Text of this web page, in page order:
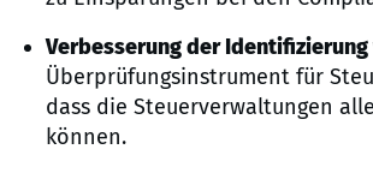
Verbesserung der
Überprüfungsinstrument für
dass die Steuerverwaltungen
können.